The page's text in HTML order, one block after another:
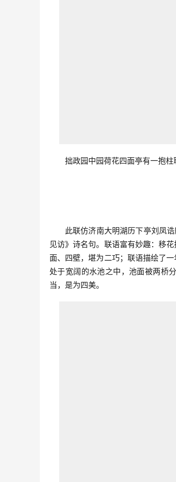
拙政园中园荷花四面亭有一抱柱
此联仿济南大明湖历下亭刘凤
见访》诗名句。联语富有妙趣：移
面、四壁，堪为二巧；联语描绘了
处于宽阔的水池之中，池面被两桥
当，是为四美。